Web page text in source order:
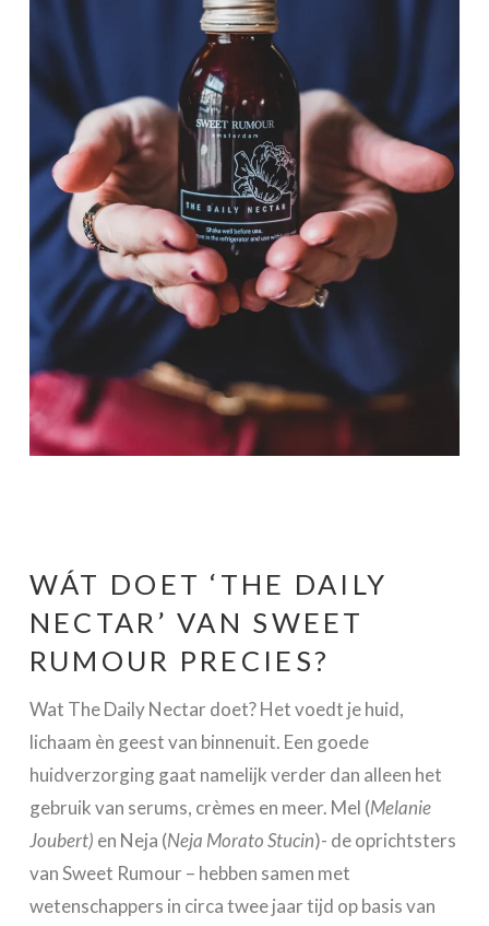
WÁT DOET ‘THE DAILY
NECTAR’ VAN SWEET
RUMOUR PRECIES?
Wat The Daily Nectar doet? Het voedt je huid,
lichaam èn geest van binnenuit. Een goede
huidverzorging gaat namelijk verder dan alleen het
gebruik van serums, crèmes en meer. Mel (Melanie
Joubert) en Neja (Neja Morato Stucin)- de oprichtsters
van Sweet Rumour – hebben samen met
wetenschappers in circa twee jaar tijd op basis van